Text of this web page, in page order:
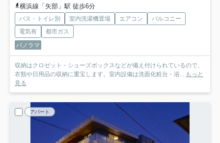
横浜線「矢部」駅 徒歩6分
バス・トイレ別 室内洗濯機置場 エアコン
バルコニー
電気有
都市ガス
パノラマ
収納はクロゼット・シューズボックスなどが備え付けられているので、
衣類や日用品の収納に重宝します。室内設備は洗面化粧台・浴... もっと
見る
アパート